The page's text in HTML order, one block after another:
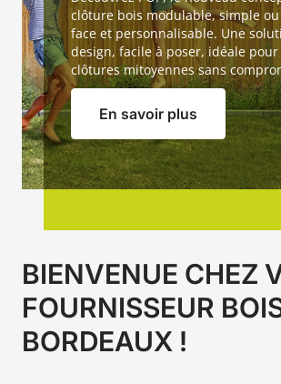
clôture bois modulable, simple
face et personnalisable. Une
design, facile à poser, idéale pour
clôtures mitoyennes sans
En savoir plus
.
BIENVENUE CHEZ
FOURNISSEUR
BORDEAUX !